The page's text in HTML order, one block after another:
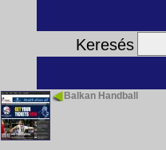
Keresés
Balkan Handball